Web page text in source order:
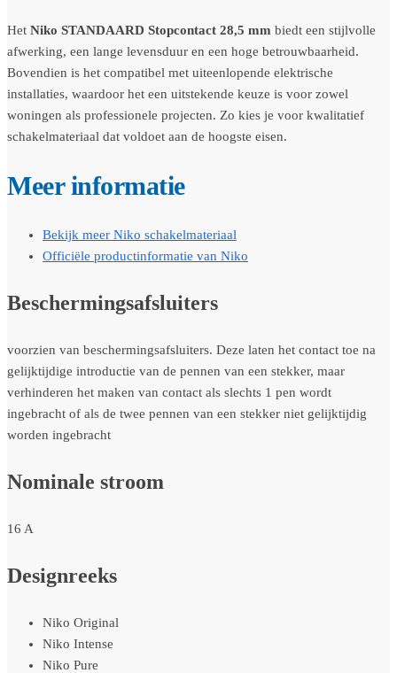
Het Niko STANDAARD Stopcontact 28,5 mm biedt een stijlvolle
afwerking, een lange levensduur en een hoge betrouwbaarheid.
Bovendien is het compatibel met uiteenlopende elektrische
installaties, waardoor het een uitstekende keuze is voor zowel
woningen als professionele projecten. Zo kies je voor kwalitatief
schakelmateriaal dat voldoet aan de hoogste eisen.
Meer informatie
Bekijk meer Niko schakelmateriaal
Officiële productinformatie van Niko
Beschermingsafsluiters
voorzien van beschermingsafsluiters. Deze laten het contact toe na
gelijktijdige introductie van de pennen van een stekker, maar
verhinderen het maken van contact als slechts 1 pen wordt
ingebracht of als de twee pennen van een stekker niet gelijktijdig
worden ingebracht
Nominale stroom
16 A
Designreeks
Niko Original
Niko Intense
Niko Pure